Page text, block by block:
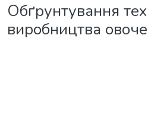
Обґрунтування
виробництва